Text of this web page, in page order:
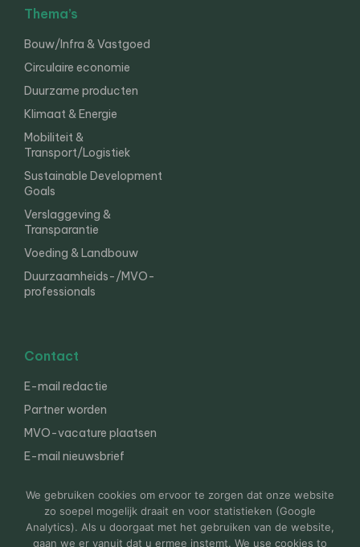
Thema’s
Bouw/Infra & Vastgoed
Circulaire economie
Duurzame producten
Klimaat & Energie
Mobiliteit &
Transport/Logistiek
Sustainable Development
Goals
Verslaggeving &
Transparantie
Voeding & Landbouw
Duurzaamheids-/MVO-
professionals
Contact
E-mail redactie
Partner worden
MVO-vacature plaatsen
E-mail nieuwsbrief
© 2000-2026 Van der Molen EIS Colofon Disclaimer
We gebruiken cookies om ervoor te zorgen dat onze website
zo soepel mogelijk draait en voor statistieken (Google
Analytics). Als u doorgaat met het gebruiken van de website,
gaan we er vanuit dat u ermee instemt. We use cookies to